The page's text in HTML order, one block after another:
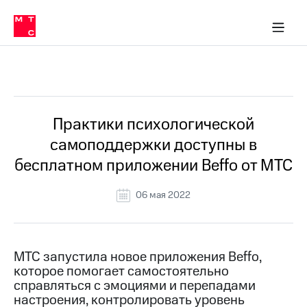
Медиа-центр
и акционерам
Устойчивое развитие
Комплаенс и деловая этика
компании
Карьера
История
компании
Руководство
информация
Контакты
Медиа-центр
Пресс-
релизы
в МТС
Пресс-
релизы
МТС
о технологиях
Практики психологической
самоподдержки доступны в
бесплатном приложении Beffo от МТС
06 мая 2022
МТС запустила новое приложения Beffo,
которое помогает самостоятельно
справляться с эмоциями и перепадами
настроения, контролировать уровень